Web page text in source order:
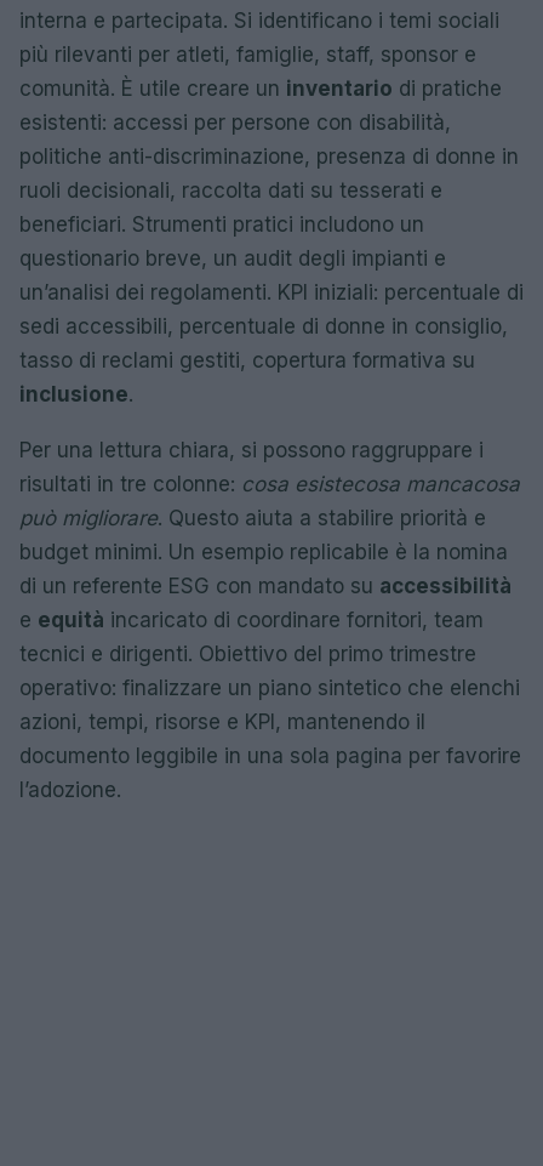
interna e partecipata. Si identificano i temi sociali
più rilevanti per atleti, famiglie, staff, sponsor e
comunità. È utile creare un inventario di pratiche
esistenti: accessi per persone con disabilità,
politiche anti-discriminazione, presenza di donne in
ruoli decisionali, raccolta dati su tesserati e
beneficiari. Strumenti pratici includono un
questionario breve, un audit degli impianti e
un’analisi dei regolamenti. KPI iniziali: percentuale di
sedi accessibili, percentuale di donne in consiglio,
tasso di reclami gestiti, copertura formativa su
inclusione.
Per una lettura chiara, si possono raggruppare i
risultati in tre colonne: cosa esistecosa mancacosa
può migliorare. Questo aiuta a stabilire priorità e
budget minimi. Un esempio replicabile è la nomina
di un referente ESG con mandato su accessibilità
e equità incaricato di coordinare fornitori, team
tecnici e dirigenti. Obiettivo del primo trimestre
operativo: finalizzare un piano sintetico che elenchi
azioni, tempi, risorse e KPI, mantenendo il
documento leggibile in una sola pagina per favorire
l’adozione.